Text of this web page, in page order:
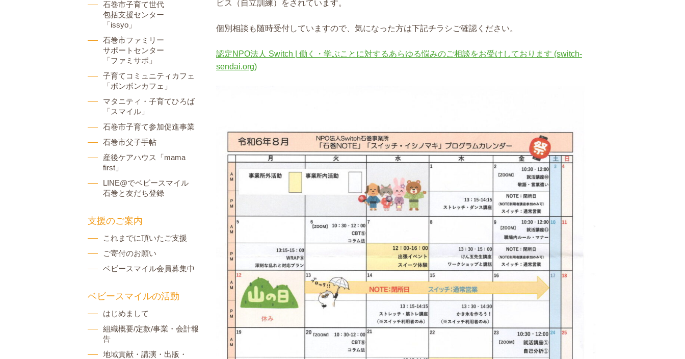
ビス（自立訓練）をされています。
個別相談も随時受付していますので、気になった方は下記チラシご確認ください。
認定NPO法人 Switch | 働く・学ぶことに対するあらゆる悩みのご相談をお受けしております (switch-
sendai.org)
石巻市子育て世代
包括支援センター
「issyo」
石巻市ファミリー
サポートセンター
「ファミサポ」
子育てコミュニティカフェ
「ボンボンカフェ」
マタニティ・子育てひろば
「スマイル」
石巻市子育て参加促進事業
石巻市父子手帖
産後ケアハウス「mama
first」
LINE@でベビースマイル
石巻と友だち登録
支援のご案内
これまでに頂いたご支援
ご寄付のお願い
ベビースマイル会員募集中
ベビースマイルの活動
はじめまして
組織概要/定款/事業・会計報
告
地域貢献・講演・出版・